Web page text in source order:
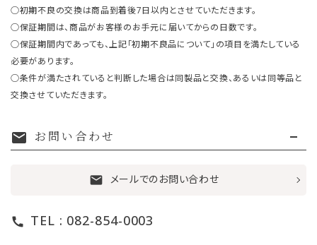
○初期不良の交換は商品到着後7日以内とさせていただきます。
○保証期間は、商品がお客様のお手元に届いてからの日数です。
○保証期間内であっても、上記「初期不良品について」の項目を満たしている
必要があります。
○条件が満たされていると判断した場合は同製品と交換、あるいは同等品と
交換させていただきます。
mail お問い合わせ
mail メールでのお問い合わせ
call TEL : 082-854-0003